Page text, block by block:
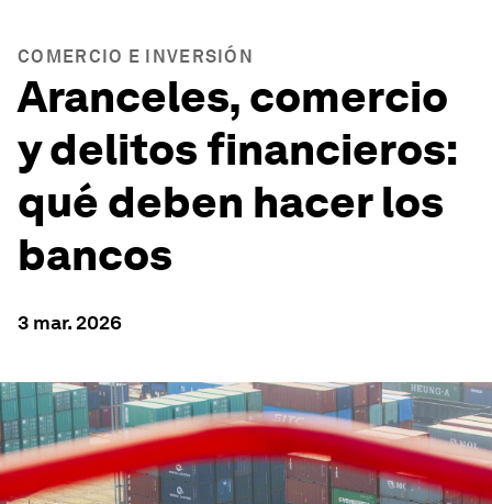
COMERCIO E INVERSIÓN
Aranceles, comercio
y delitos financieros:
qué deben hacer los
bancos
3 mar. 2026